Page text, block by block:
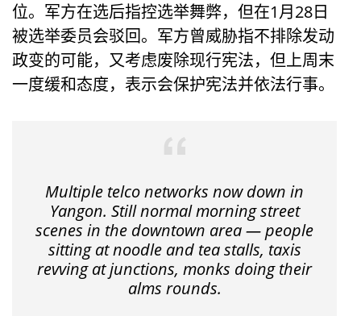
位。军方在选后指控选举舞弊，但在1月28日
被选举委员会驳回。军方曾威胁指不排除发动
政变的可能，又考虑废除现行宪法，但上周末
一度缓和态度，表示会保护宪法并依法行事。
Multiple telco networks now down in
Yangon. Still normal morning street
scenes in the downtown area — people
sitting at noodle and tea stalls, taxis
revving at junctions, monks doing their
alms rounds.